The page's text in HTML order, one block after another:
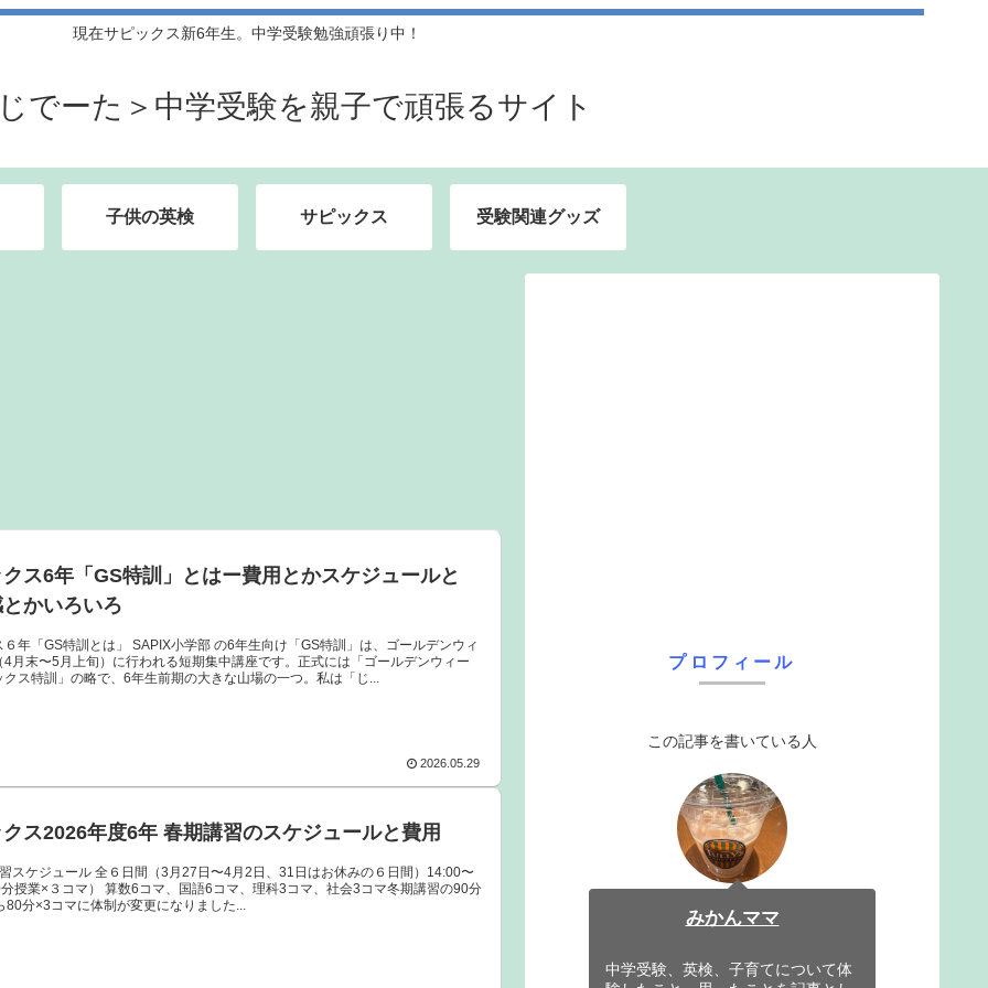
現在サピックス新6年生。中学受験勉強頑張り中！
でーた＞中学受験を親子で頑張るサイト
子供の英検 サピックス 受験関連グッズ
ス6年「GS特訓」とはー費用とかスケジュールと
かいろいろ
６年「GS特訓とは」 SAPIX小学部 の6年生向け「GS特訓」は、ゴールデンウィ
4月末〜5月上旬）に行われる短期集中講座です。正式には「ゴールデンウィー
ス特訓」の略で、6年生前期の大きな山場の一つ。私は「じ...
2026.05.29
ス2026年度6年 春期講習のスケジュールと費用
スケジュール 全６日間（3月27日〜4月2日、31日はお休みの６日間）14:00〜
授業×３コマ） 算数6コマ、国語6コマ、理科3コマ、社会3コマ冬期講習の90分
80分×3コマに体制が変更になりました...
プロフィール
この記事を書いている人
みかんママ
中学受験、英検、子育てについて体